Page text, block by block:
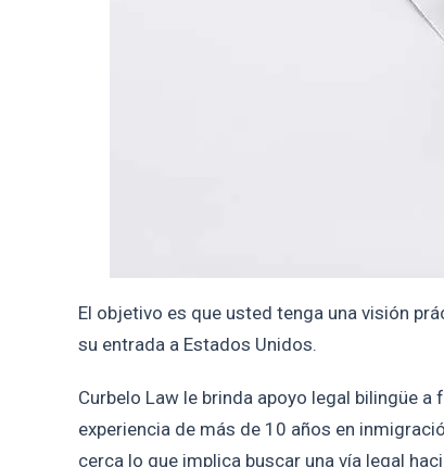
El objetivo es que usted tenga una visión
su entrada a Estados Unidos.
Curbelo Law le brinda apoyo legal bilingüe
experiencia de más de 10 años en
cerca lo que implica buscar una vía legal